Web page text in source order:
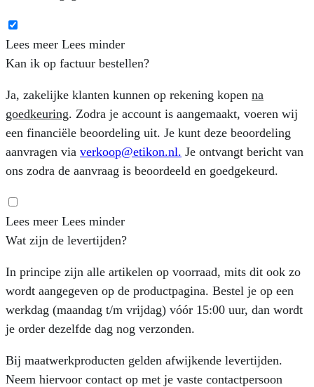
Lees meer Lees minder
Kan ik op factuur bestellen?
Ja, zakelijke klanten kunnen op rekening kopen na
goedkeuring. Zodra je account is aangemaakt, voeren wij
een financiële beoordeling uit. Je kunt deze beoordeling
aanvragen via verkoop@etikon.nl. Je ontvangt bericht van
ons zodra de aanvraag is beoordeeld en goedgekeurd.
Lees meer Lees minder
Wat zijn de levertijden?
In principe zijn alle artikelen op voorraad, mits dit ook zo
wordt aangegeven op de productpagina. Bestel je op een
werkdag (maandag t/m vrijdag) vóór 15:00 uur, dan wordt
je order dezelfde dag nog verzonden.
Bij maatwerkproducten gelden afwijkende levertijden.
Neem hiervoor contact op met je vaste contactpersoon